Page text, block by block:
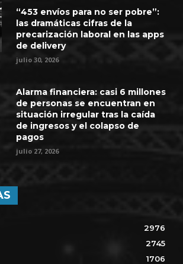
“453 envíos para no ser pobre”:
las dramáticas cifras de la
precarización laboral en las apps
de delivery
julio 30, 2026
Alarma financiera: casi 6 millones
de personas se encuentran en
situación irregular tras la caída
de ingresos y el colapso de
pagos
julio 27, 2026
2976
2745
1706